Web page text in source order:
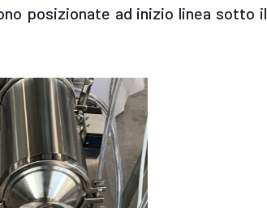
posizionate ad inizio linea sotto il